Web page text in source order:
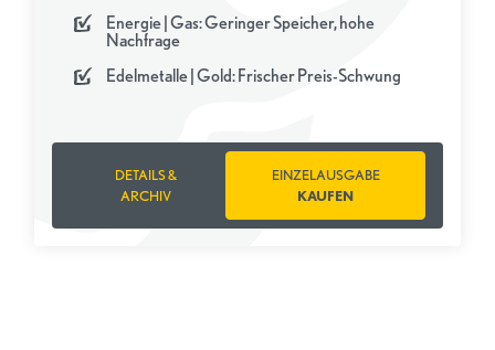
Energie | Gas: Geringer Speicher, hohe
Nachfrage
Edelmetalle | Gold: Frischer Preis-Schwung
DETAILS &
ARCHIV
EINZELAUSGABE
KAUFEN